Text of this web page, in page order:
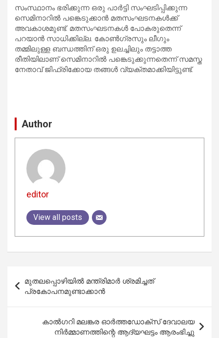
സംസ്ഥാനം ഭരിക്കുന്ന ഒരു പാര്‍ട്ടി സംഘടിപ്പിക്കുന്ന
സെമിനാറില്‍ പങ്കെടുക്കാന്‍ മതസംഘടനകള്‍ക്ക്
അവകാശമുണ്ട്. മതസംഘടനകള്‍ പോകരുതെന്ന്
പറയാന്‍ സാധിക്കില്ല. കോണ്‍ഗ്രസും ലീഗും
തമ്മിലുള്ള ബന്ധത്തിന് ഒരു ഉലച്ചിലും തട്ടാത്ത
രീതിയിലാണ് സെമിനാറില്‍ പങ്കെടുക്കുന്നതെന്ന് സമസ്ത
നേതാവ് ജിഫ്രിക്കോയ തങ്ങള്‍ വ്യക്തമാക്കിയിട്ടുണ്ട്.
Author
editor
View all posts
navigation
മുതലപ്പൊഴിയില്‍ മന്ത്രിമാര്‍ ശ്രമിച്ചത്
പ്രകോപനമുണ്ടാക്കാന്‍
കാൽഗറി മലങ്കര ഓർത്തഡോക്സ്‌ ദേവാലയ
നിർമ്മാണത്തിന്റെ ആദ്യഘട്ടം ആരംഭിച്ചു